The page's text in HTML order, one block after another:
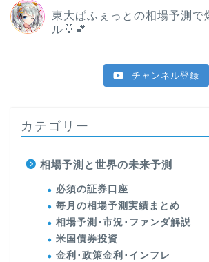
東大ぱふぇっとの相場予測で
ル🐰💕
チャンネル登録
カテゴリー
相場予測と世界の未来予測
必須の証券口座
毎月の相場予測実績まとめ
相場予測･市況･ファンダ解説
米国債券投資
金利･政策金利･インフレ